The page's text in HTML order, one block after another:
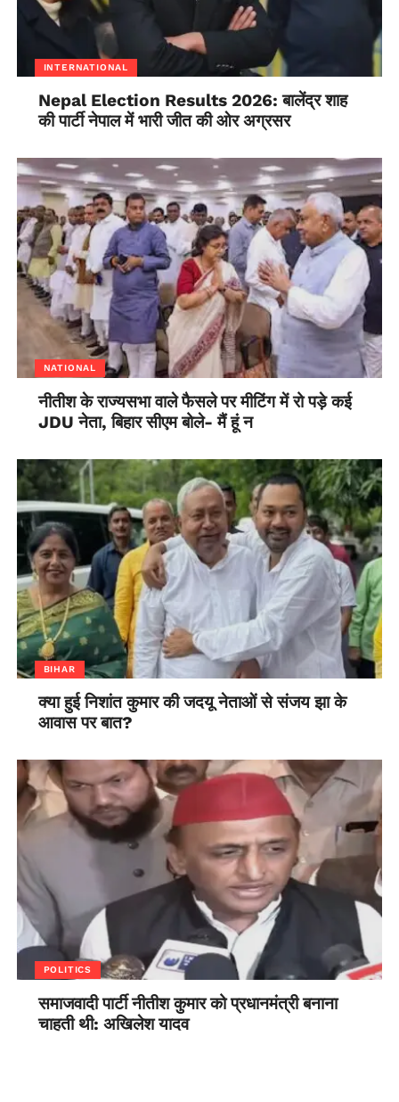
INTERNATIONAL
Nepal Election Results 2026: बालेंद्र शाह
की पार्टी नेपाल में भारी जीत की ओर अग्रसर
NATIONAL
नीतीश के राज्यसभा वाले फैसले पर मीटिंग में रो पड़े कई
JDU नेता, बिहार सीएम बोले- मैं हूं न
BIHAR
क्या हुई निशांत कुमार की जदयू नेताओं से संजय झा के
आवास पर बात?
POLITICS
समाजवादी पार्टी नीतीश कुमार को प्रधानमंत्री बनाना
चाहती थी: अखिलेश यादव